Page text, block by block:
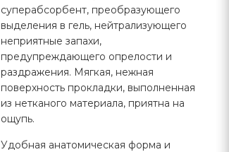
суперабсорбент, преобразующего
выделения в гель, нейтрализующего
неприятные запахи,
предупреждающего опрелости и
раздражения. Мягкая, нежная
поверхность прокладки, выполненная
из нетканого материала, приятна на
ощупь.
Удобная анатомическая форма и